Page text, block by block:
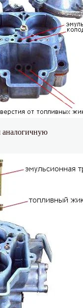
аналогичную